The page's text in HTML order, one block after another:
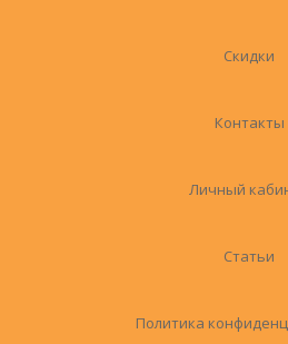
Скидки
Контакты
Личный
Статьи
Политика